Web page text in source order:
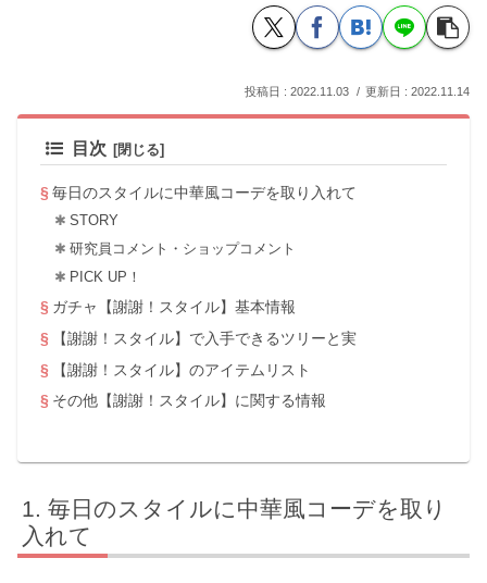
2022.11.03 2022.11.14
目次
毎日のスタイルに中華風コーデを取り入れて
STORY
研究員コメント・ショップコメント
PICK UP！
ガチャ【謝謝！スタイル】基本情報
【謝謝！スタイル】で入手できるツリーと実
【謝謝！スタイル】のアイテムリスト
その他【謝謝！スタイル】に関する情報
毎日のスタイルに中華風コーデを取り
入れて